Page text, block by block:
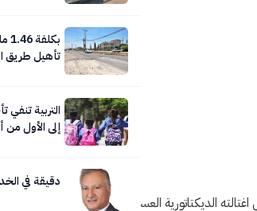
تأهيل طريق
التربية
إلى الأول من
دقيقة في